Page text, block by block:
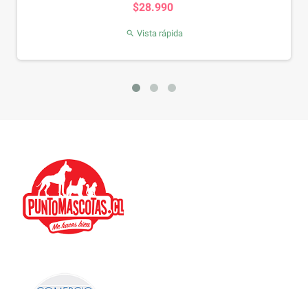
$28.990
 Vista rápida